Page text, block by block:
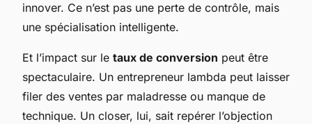
innover. Ce n’est pas une perte de contrôle, mais
une spécialisation intelligente.
Et l’impact sur le taux de conversion peut être
spectaculaire. Un entrepreneur lambda peut laisser
filer des ventes par maladresse ou manque de
technique. Un closer, lui, sait repérer l’objection